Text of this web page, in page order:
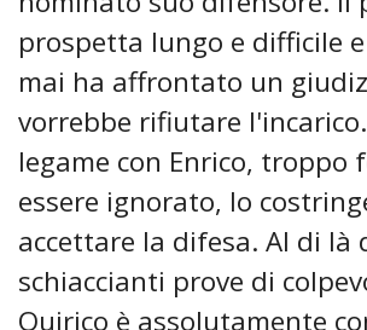
prospetta lungo e difficile
mai ha affrontato un
vorrebbe rifiutare
legame con Enrico, troppo
essere ignorato, lo
accettare la difesa. Al di là
schiaccianti prove di
Quirico è assolutamente